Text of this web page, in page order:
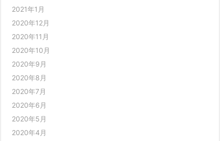
2021年1月
2020年12月
2020年11月
2020年10月
2020年9月
2020年8月
2020年7月
2020年6月
2020年5月
2020年4月